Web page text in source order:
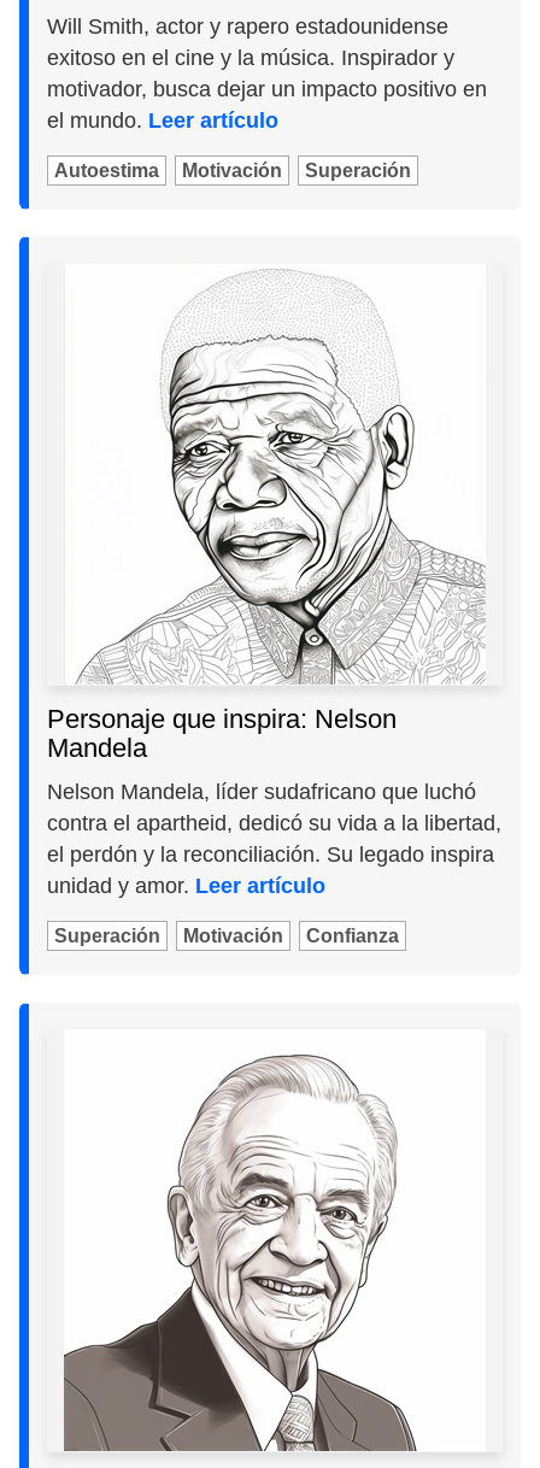
Will Smith, actor y rapero estadounidense
exitoso en el cine y la música. Inspirador y
motivador, busca dejar un impacto positivo en
el mundo. Leer artículo
Autoestima Motivación Superación
Personaje que inspira: Nelson
Mandela
Nelson Mandela, líder sudafricano que luchó
contra el apartheid, dedicó su vida a la libertad,
el perdón y la reconciliación. Su legado inspira
unidad y amor. Leer artículo
Superación Motivación Confianza